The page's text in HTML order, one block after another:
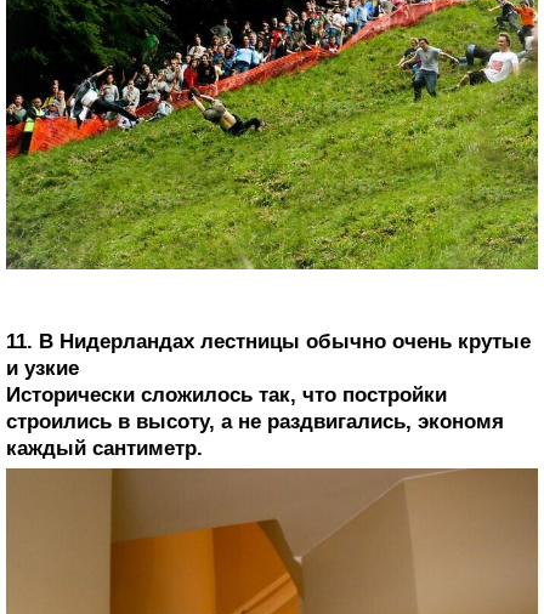
11. В Нидерландах лестницы обычно очень крутые
и узкие
Исторически сложилось так, что постройки
строились в высоту, а не раздвигались, экономя
каждый сантиметр.